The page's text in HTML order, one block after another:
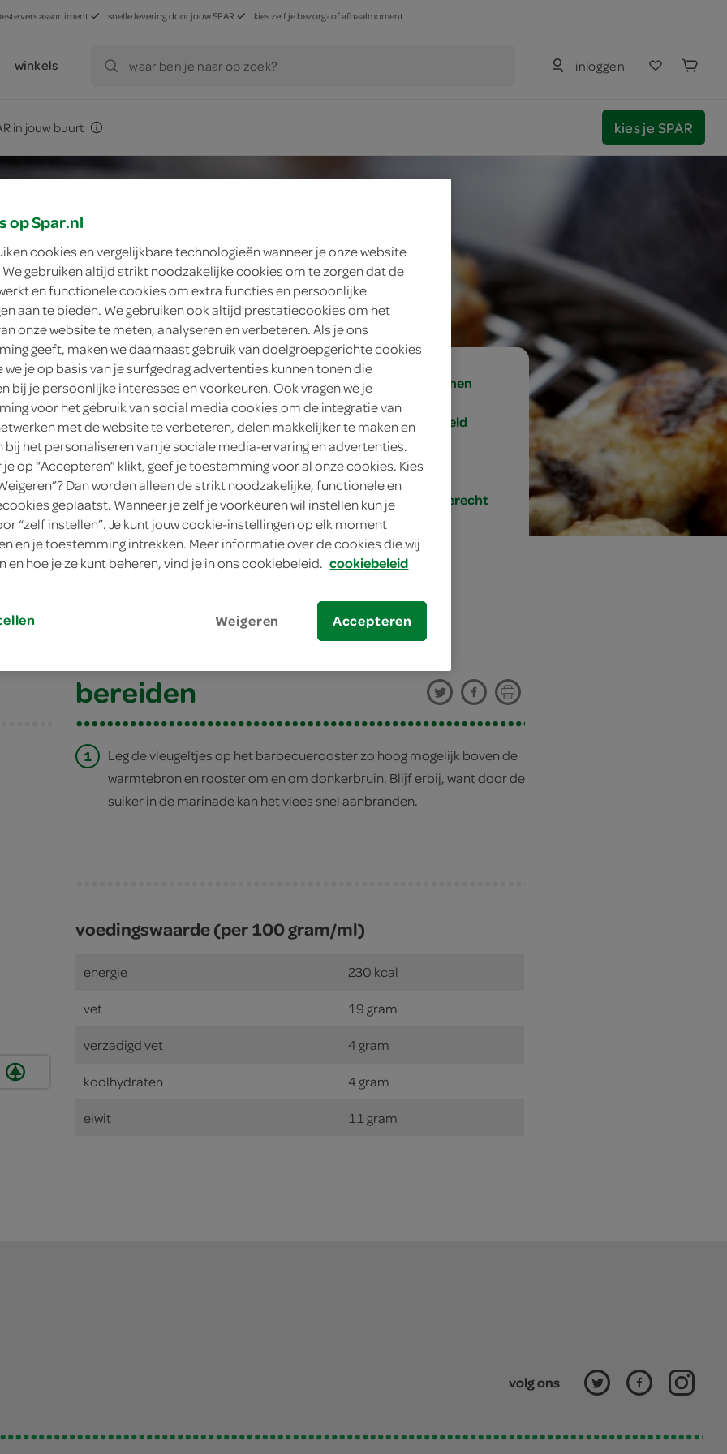
vers assortiment snelle levering door jouw SPAR kies zelf je bezorg- of afhaalmoment
winkels waar ben je naar op zoek? inloggen
in jouw buurt kies je SPAR
8 personen
gemiddeld
20 min.
hoofdgerecht
kipkluifjes
kipkluifjes
bereiden
1
Leg de vleugeltjes op het barbecuerooster zo hoog mogelijk boven de
warmtebron en rooster om en om donkerbruin. Blijf erbij, want door de
suiker in de marinade kan het vlees snel aanbranden.
voedingswaarde (per 100 gram/ml)
energie 230 kcal
vet 19 gram
verzadigd vet 4 gram
koolhydraten 4 gram
eiwit 11 gram
volg ons
op Spar.nl
cookies en vergelijkbare technologieën wanneer je onze website
gebruiken altijd strikt noodzakelijke cookies om te zorgen dat de
en functionele cookies om extra functies en persoonlijke
aan te bieden. We gebruiken ook altijd prestatiecookies om het
onze website te meten, analyseren en verbeteren. Als je ons
geeft, maken we daarnaast gebruik van doelgroepgerichte cookies
we je op basis van je surfgedrag advertenties kunnen tonen die
bij je persoonlijke interesses en voorkeuren. Ook vragen we je
voor het gebruik van social media cookies om de integratie van
met de website te verbeteren, delen makkelijker te maken en
bij het personaliseren van je sociale media-ervaring en advertenties.
je op “Accepteren” klikt, geef je toestemming voor al onze cookies. Kies
Dan worden alleen de strikt noodzakelijke, functionele en
geplaatst. Wanneer je zelf je voorkeuren wil instellen kun je
“zelf instellen”. Je kunt jouw cookie-instellingen op elk moment
en je toestemming intrekken. Meer informatie over de cookies die wij
en hoe je ze kunt beheren, vind je in ons cookiebeleid. cookiebeleid
Weigeren Accepteren